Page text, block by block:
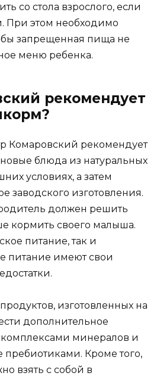
со стола взрослого, если
При этом необходимо
запрещенная пища не
меню ребенка.
рекомендует
Комаровский рекомендует
блюда из натуральных
условиях, а затем
заводского изготовления.
должен решить
кормить своего малыша.
питание, так и
питание имеют свои
изготовленных на
дополнительное
минералов и
пребиотиками. Кроме того,
взять с собой в